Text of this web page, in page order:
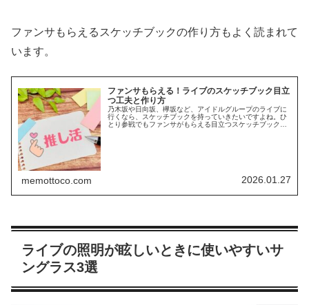
ファンサもらえるスケッチブックの作り方もよく読まれて
います。
ファンサもらえる！ライブのスケッチブック目立
つ工夫と作り方
乃木坂や日向坂、欅坂など、アイドルグループのライブに
行くなら、スケッチブックを持っていきたいですよね。ひ
とり参戦でもファンサがもらえる目立つスケッチブックの
memottoco.com 2026.01.27
ライブの照明が眩しいときに使いやすいサ
ングラス3選